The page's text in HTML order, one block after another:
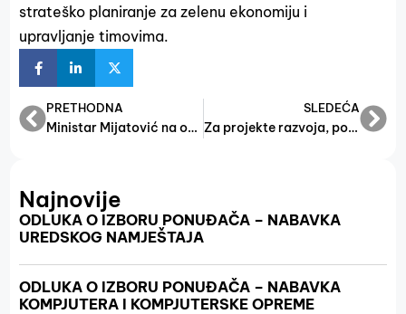
strateško planiranje za zelenu ekonomiju i
upravljanje timovima.
PRETHODNA
Ministar Mijatović na otvaranju Međunarodnog sajma GRAPOS EXPO
SLEDEĆA
Za projekte razvoja, poduzetništva i obrta 200.000 KM iz Budžeta FBiH
Najnovije
ODLUKA O IZBORU PONUĐAČA – NABAVKA
UREDSKOG NAMJEŠTAJA
ODLUKA O IZBORU PONUĐAČA – NABAVKA
KOMPJUTERA I KOMPJUTERSKE OPREME